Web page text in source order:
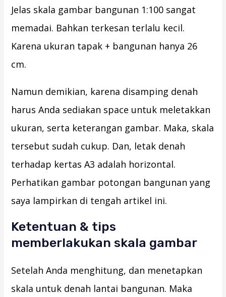
Jelas skala gambar bangunan 1:100 sangat
memadai. Bahkan terkesan terlalu kecil.
Karena ukuran tapak + bangunan hanya 26
cm.
Namun demikian, karena disamping denah
harus Anda sediakan space untuk meletakkan
ukuran, serta keterangan gambar. Maka, skala
tersebut sudah cukup. Dan, letak denah
terhadap kertas A3 adalah horizontal.
Perhatikan gambar potongan bangunan yang
saya lampirkan di tengah artikel ini.
Ketentuan & tips
memberlakukan skala gambar
Setelah Anda menghitung, dan menetapkan
skala untuk denah lantai bangunan. Maka